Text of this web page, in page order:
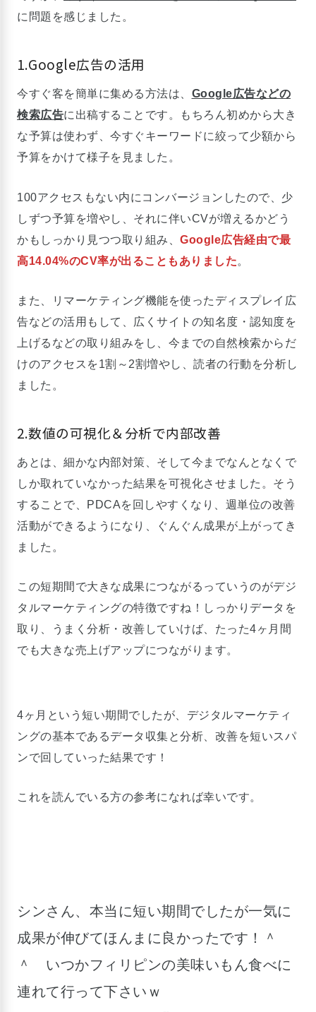
に問題を感じました。
1.Google広告の活用
今すぐ客を簡単に集める方法は、 Google広告などの
検索広告に出稿することです。もちろん初めから大き
な予算は使わず、今すぐキーワードに絞って少額から
予算をかけて様子を見ました。
100アクセスもない内にコンバージョンしたので、少
しずつ予算を増やし、それに伴いCVが増えるかどう
かもしっかり見つつ取り組み、 Google広告経由で最
高14.04%のCV率が出ることもありました。
また、リマーケティング機能を使ったディスプレイ広
告などの活用もして、広くサイトの知名度・認知度を
上げるなどの取り組みをし、今までの自然検索からだ
けのアクセスを1割～2割増やし、読者の行動を分析し
ました。
2.数値の可視化＆分析で内部改善
あとは、細かな内部対策、そして今までなんとなくで
しか取れていなかった結果を可視化させました。そう
することで、PDCAを回しやすくなり、週単位の改善
活動ができるようになり、ぐんぐん成果が上がってき
ました。
この短期間で大きな成果につながるっていうのがデジ
タルマーケティングの特徴ですね！しっかりデータを
取り、うまく分析・改善していけば、たった4ヶ月間
でも大きな売上げアップにつながります。
4ヶ月という短い期間でしたが、デジタルマーケティ
ングの基本であるデータ収集と分析、改善を短いスパ
ンで回していった結果です！
これを読んでいる方の参考になれば幸いです。
シンさん、本当に短い期間でしたが一気に
成果が伸びてほんまに良かったです！＾
＾ いつかフィリピンの美味いもん食べに
連れて行って下さいｗ